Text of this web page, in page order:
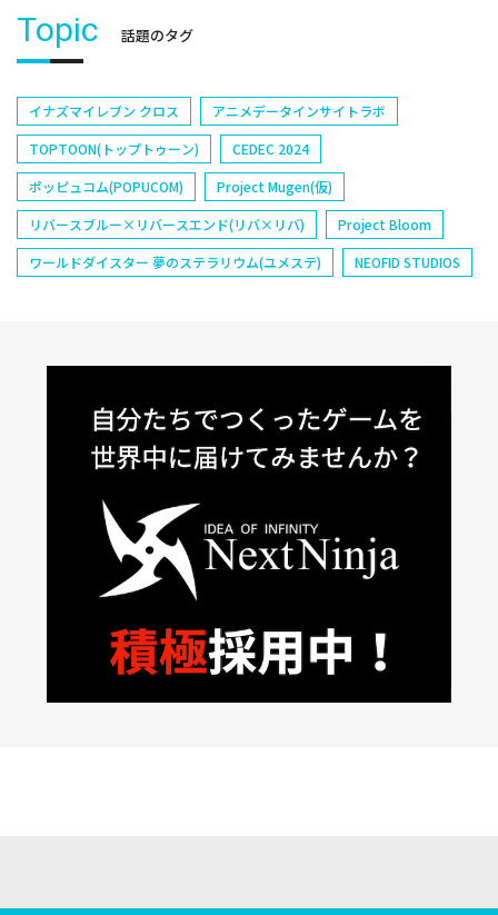
Topic 話題のタグ
イナズマイレブン クロス
アニメデータインサイトラボ
TOPTOON(トップトゥーン)
CEDEC 2024
ポッピュコム(POPUCOM)
Project Mugen(仮)
リバースブルー×リバースエンド(リバ×リバ)
Project Bloom
ワールドダイスター 夢のステラリウム(ユメステ)
NEOFID STUDIOS